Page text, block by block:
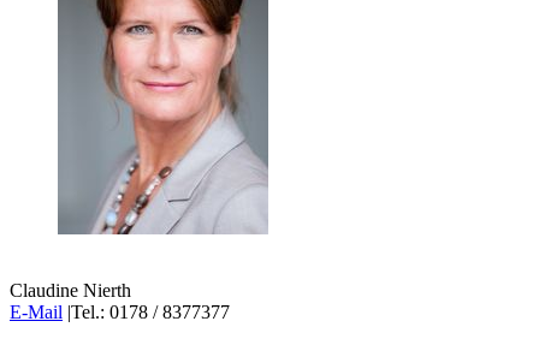
Claudine Nierth
E-Mail |Tel.: 0178 / 8377377